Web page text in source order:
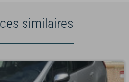
similaires